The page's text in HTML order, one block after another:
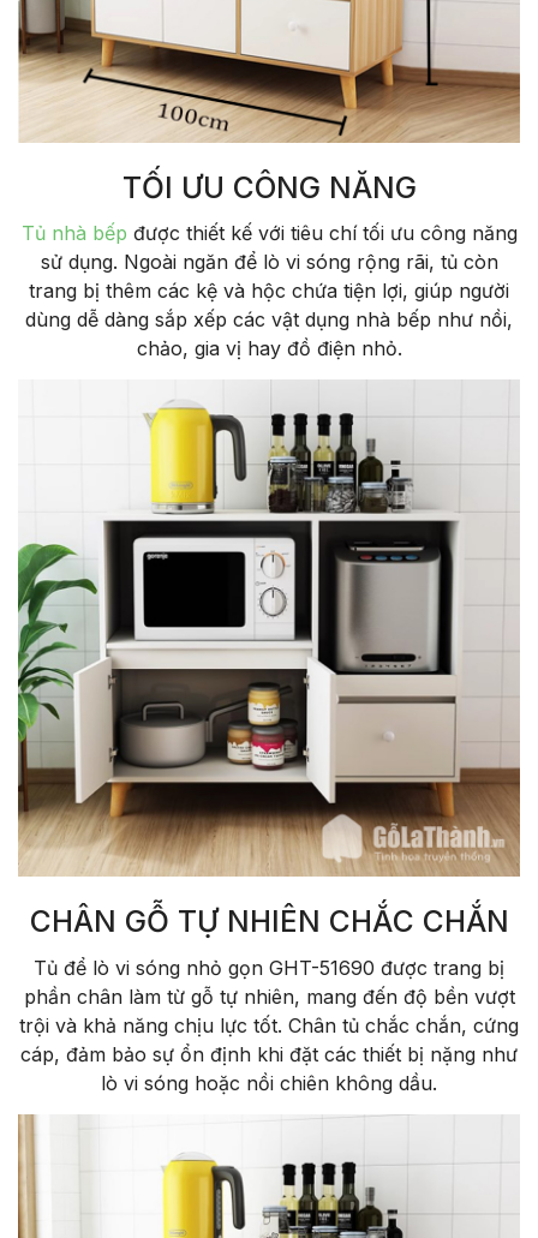
TỐI ƯU CÔNG NĂNG
Tủ nhà bếp được thiết kế với tiêu chí tối ưu công năng
sử dụng. Ngoài ngăn để lò vi sóng rộng rãi, tủ còn
trang bị thêm các kệ và hộc chứa tiện lợi, giúp người
dùng dễ dàng sắp xếp các vật dụng nhà bếp như nồi,
chảo, gia vị hay đồ điện nhỏ.
CHÂN GỖ TỰ NHIÊN CHẮC CHẮN
Tủ để lò vi sóng nhỏ gọn GHT-51690 được trang bị
phần chân làm từ gỗ tự nhiên, mang đến độ bền vượt
trội và khả năng chịu lực tốt. Chân tủ chắc chắn, cứng
cáp, đảm bảo sự ổn định khi đặt các thiết bị nặng như
lò vi sóng hoặc nồi chiên không dầu.